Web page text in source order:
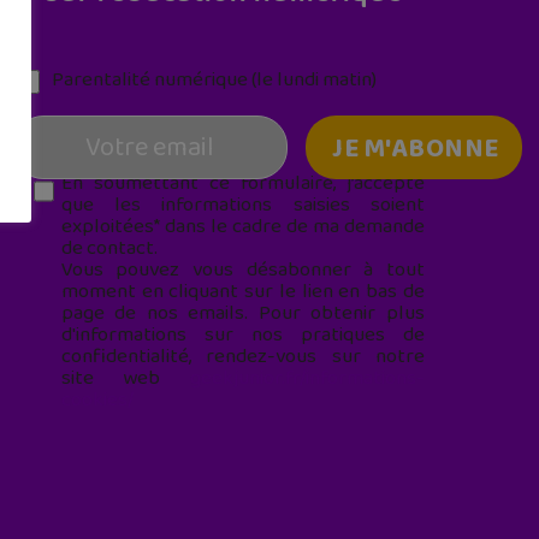
Parentalité numérique (le lundi matin)
En soumettant ce formulaire, j’accepte
que les informations saisies soient
exploitées* dans le cadre de ma demande
de contact.
Vous pouvez vous désabonner à tout
moment en cliquant sur le lien en bas de
page de nos emails. Pour obtenir plus
d'informations sur nos pratiques de
confidentialité, rendez-vous sur notre
site web